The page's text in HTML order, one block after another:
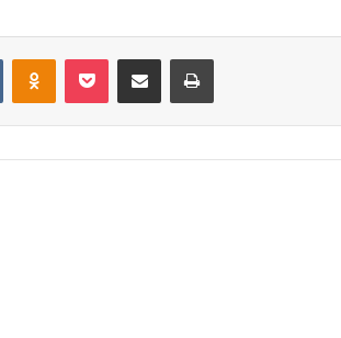
VKontakteOdnoklassniki
Pocket Share via Email Print